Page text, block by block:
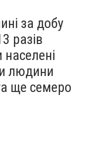
за добу
разів
населені
людини
ще семеро